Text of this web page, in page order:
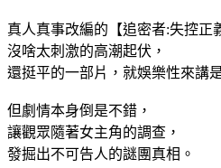
真人真事改編的【追密者:失控正
沒啥太刺激的高潮起伏，
還挺平的一部片，就娛樂性來講
但劇情本身倒是不錯，
讓觀眾隨著女主角的調查，
發掘出不可告人的謎團真相。